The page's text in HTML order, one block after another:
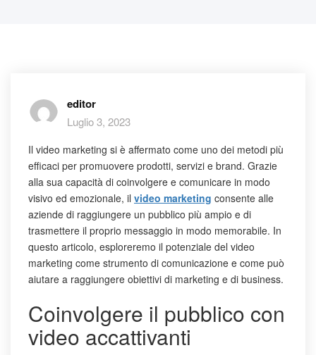
editor
Luglio 3, 2023
Il video marketing si è affermato come uno dei metodi più
efficaci per promuovere prodotti, servizi e brand. Grazie
alla sua capacità di coinvolgere e comunicare in modo
visivo ed emozionale, il video marketing consente alle
aziende di raggiungere un pubblico più ampio e di
trasmettere il proprio messaggio in modo memorabile. In
questo articolo, esploreremo il potenziale del video
marketing come strumento di comunicazione e come può
aiutare a raggiungere obiettivi di marketing e di business.
Coinvolgere il pubblico con
video accattivanti